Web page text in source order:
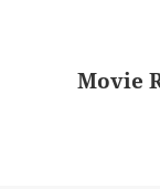
Movie